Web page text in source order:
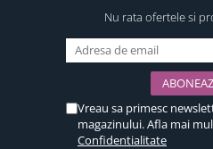
Nu rata ofertele si
Vreau sa primesc
magazinului. Afla mai
Confidentialitate